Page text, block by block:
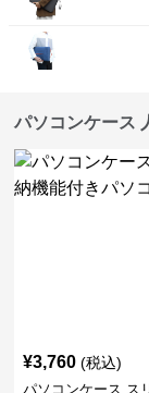
パソコンケース
¥3,760 (税込)
パソコンケース ス